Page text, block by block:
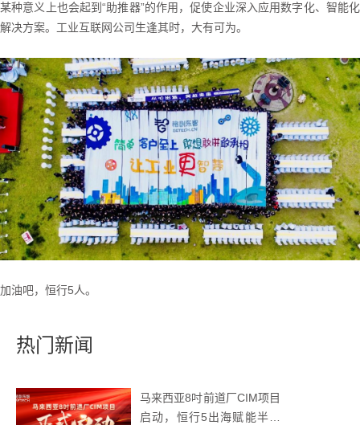
某种意义上也会起到“助推器”的作用，促使企业深入应用数字化、智能化
解决方案。工业互联网公司生逢其时，大有可为。
加油吧，恒行5人。
热门新闻
马来西亚8吋前道厂CIM项目
启动，恒行5出海赋能半导